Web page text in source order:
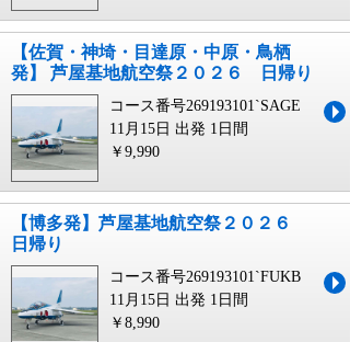
【佐賀・神埼・目達原・中原・鳥栖
発】 芦屋基地航空祭２０２６ 日帰り
コース番号269193101`SAGE
11月15日 出発 1日間
￥9,990
【博多発】芦屋基地航空祭２０２６
日帰り
コース番号269193101`FUKB
11月15日 出発 1日間
￥8,990